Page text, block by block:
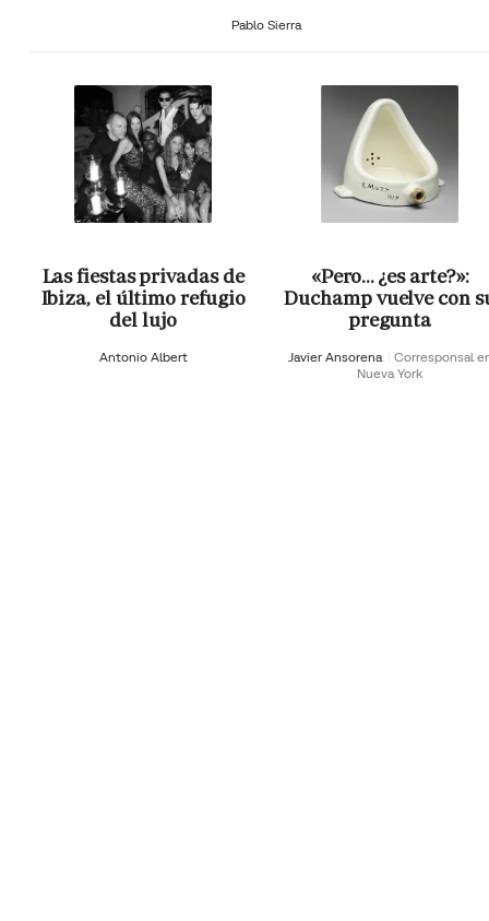
Pablo Sierra
Las fiestas privadas de
Ibiza, el último refugio
del lujo
Antonio Albert
«Pero… ¿es arte?»:
Duchamp vuelve con
pregunta
Javier Ansorena
Corresponsal
Nueva York